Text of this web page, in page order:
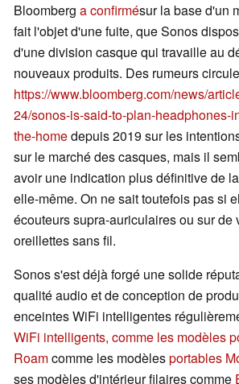
Bloomberg a confirmésur la base d'un
fait l'objet d'une fuite, que Sonos
d'une division casque qui travaille au
nouveaux produits. Des rumeurs
https://www.bloomberg.com/news/
24/sonos-is-said-to-plan-headphones-
the-homedepuis 2019 sur les
sur le marché des casques, mais il
avoir une indication plus définitive de
elle-même. On ne sait toutefois pas si
écouteurs supra-auriculaires ou sur de
oreillettes sans fil.
Sonos s'est déjà forgé une solide
qualité audio et de conception de
enceintes WiFi intelligentes
WiFi intelligents, comme les modèles
Roamcomme les modèlesportables
ses modèles d'intérieur filaires comme